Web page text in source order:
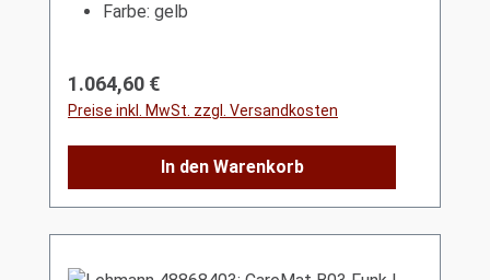
Farbe: gelb
Regulärer Preis:
1.064,60 €
Preise inkl. MwSt. zzgl. Versandkosten
In den Warenkorb